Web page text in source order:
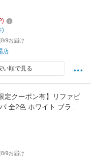
シ リフトアップ 美顔器
顔 頭 頭皮ケア 防水 リ
動頭皮ブラシ 男性 プレ
)
9お届け
店
い順で見る
定クーポン有】リファビ
全2色 ホワイト ブラッ
料 Refa りふぁ MTG エ
頭皮ケア 頭皮マッサー
9お届け